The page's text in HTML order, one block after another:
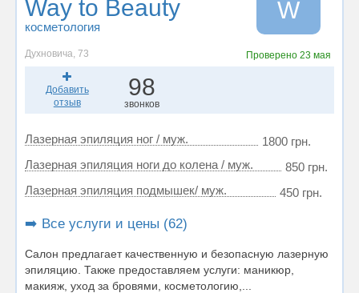
Way to Beauty
косметология
W
Духновича, 73 Проверено23 мая
Добавить
отзыв
98
звонков
Лазерная эпиляция ног / муж.
1800 грн.
Лазерная эпиляция ноги до колена / муж.
850 грн.
Лазерная эпиляция подмышек/ муж.
450 грн.
➡️ Все услуги и цены (62)
Салон предлагает качественную и безопасную лазерную
эпиляцию. Также предоставляем услуги: маникюр,
макияж, уход за бровями, косметологию,...